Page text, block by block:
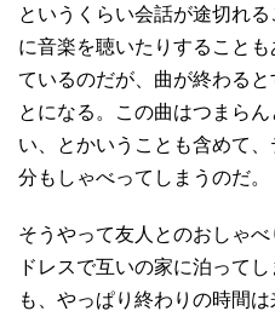
というくらい会話が途切れ
に音楽を聴いたりすること
ているのだが、曲が終わる
とになる。この曲はつまら
い、とかいうことも含めて
分もしゃべってしまうのだ。
そうやって友人とのおしゃ
ドレスで互いの家に泊って
も、やっぱり終わりの時間